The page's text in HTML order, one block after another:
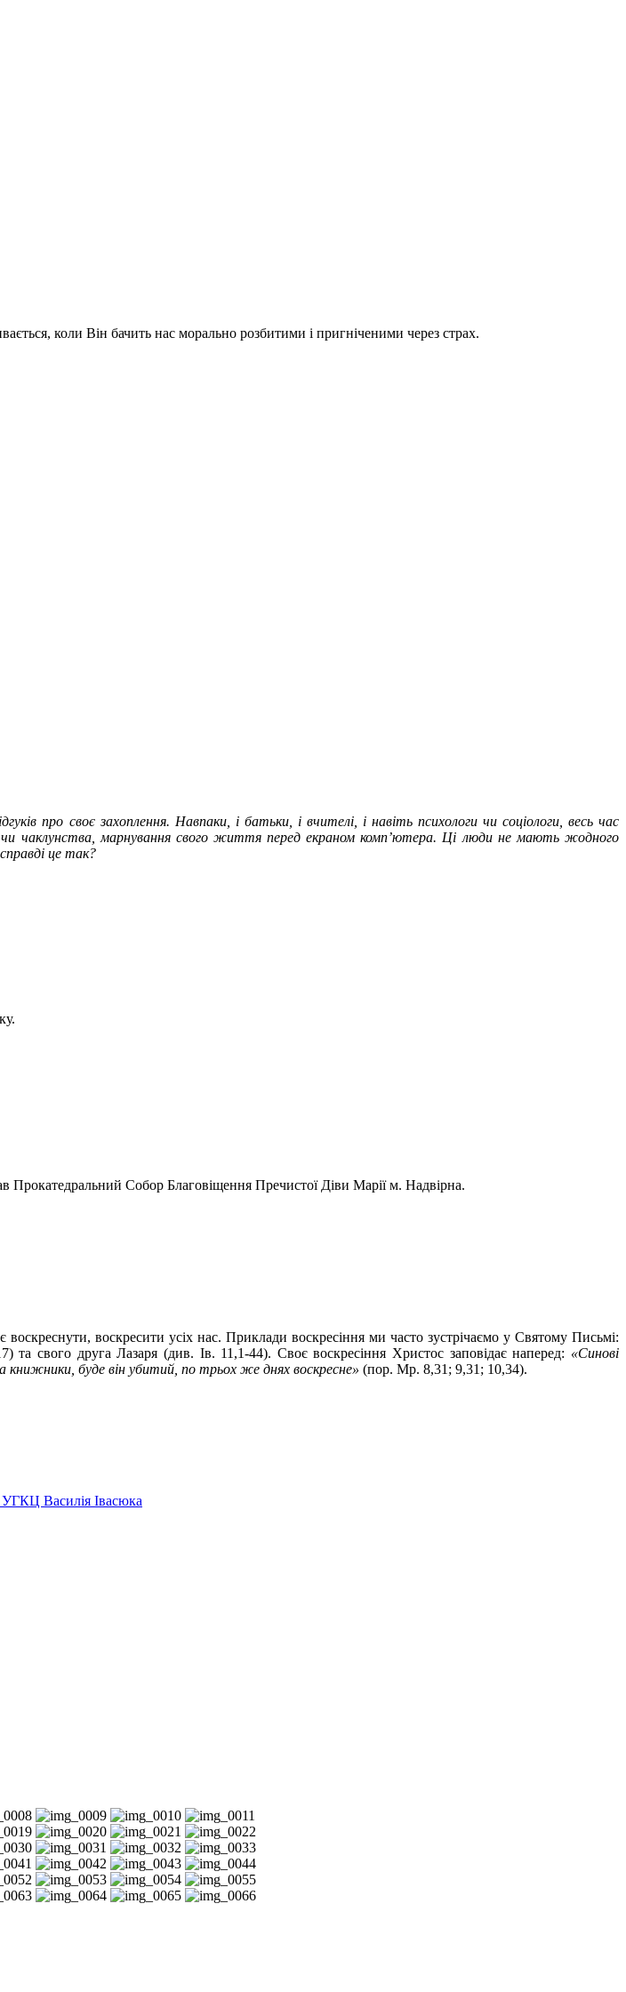
коли Він бачить нас морально розбитими і пригніченими через страх.
про своє захоплення. Навпаки, і батьки, і вчителі, і навіть психологи чи соціологи, весь час
чаклунства, марнування свого життя перед екраном комп’ютера. Ці люди не мають жодного
це так?
Прокатедральний Собор Благовіщення Пречистої Діви Марії м. Надвірна.
воскресити усіх нас. Приклади воскресіння ми часто зустрічаємо у Святому Письмі:
свого друга Лазаря (див. Ів. 11,1-44). Своє воскресіння Христос заповідає наперед: «Синові
буде він убитий, по трьох же днях воскресне» (пор. Мр. 8,31; 9,31; 10,34).
Василія Івасюка